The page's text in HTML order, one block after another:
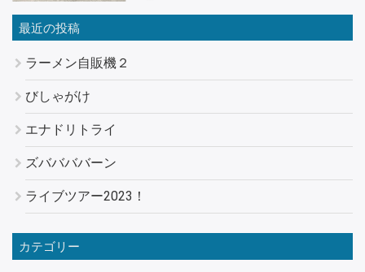
最近の投稿
ラーメン自販機２
びしゃがけ
エナドリトライ
ズババババーン
ライブツアー2023！
カテゴリー